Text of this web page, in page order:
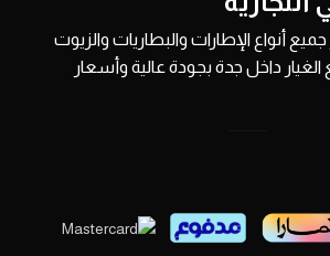
أنواع الإطارات والبطاريات والزيوت
داخل جدة بجودة عالية وأسعار